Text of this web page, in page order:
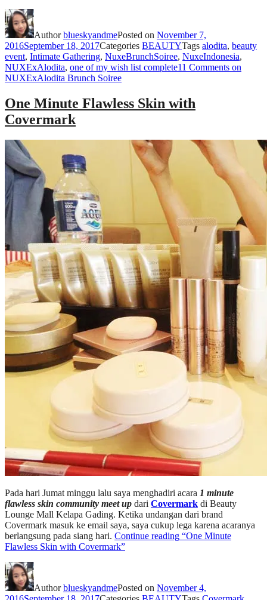
AuthorblueskyandmePosted on November 7,
2016September 18, 2017Categories BEAUTYTags alodita, beauty
event, Intimate Gathering, NuxeBrunchSoiree, NuxeIndonesia,
NUXExAlodita, one of my wish list complete11 Comments on
NUXExAlodita Brunch Soiree
One Minute Flawless Skin with
Covermark
Pada hari Jumat minggu lalu saya menghadiri acara 1 minute
flawless skin community meet up dari Covermark di Beauty
Lounge Mall Kelapa Gading. Ketika undangan dari brand
Covermark masuk ke email saya, saya cukup lega karena acaranya
berlangsung pada siang hari. Continue reading “One Minute
Flawless Skin with Covermark”
AuthorblueskyandmePosted on November 4,